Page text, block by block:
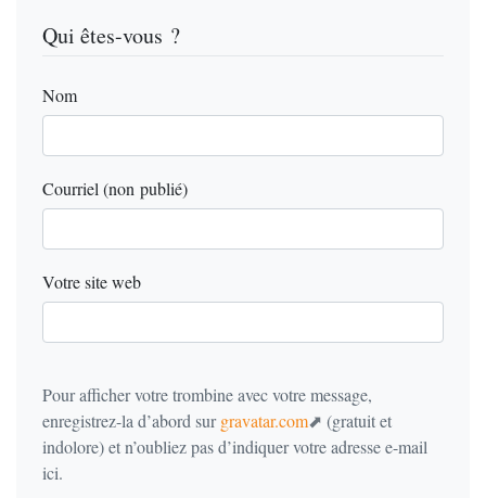
Qui êtes-vous ?
Nom
Courriel (non publié)
Votre site web
Pour afficher votre trombine avec votre message,
enregistrez-la d’abord surgravatar.com
(gratuit et
indolore) et n’oubliez pas d’indiquer votre adresse e-mail
ici.